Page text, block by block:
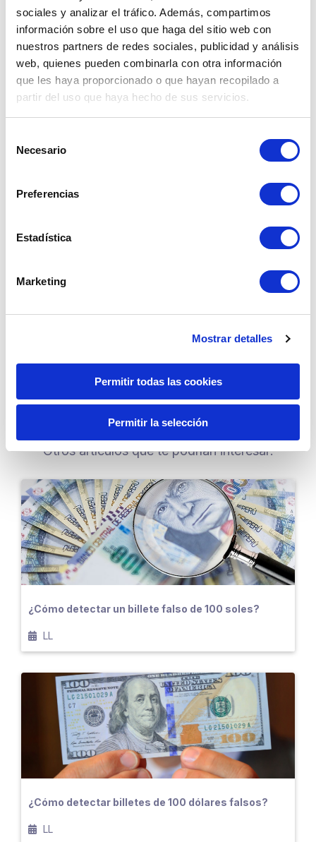
sociales y analizar el tráfico. Además, compartimos
información sobre el uso que haga del sitio web con
nuestros partners de redes sociales, publicidad y análisis
web, quienes pueden combinarla con otra información
que les haya proporcionado o que hayan recopilado a
partir del uso que haya hecho de sus servicios.
Necesario
Preferencias
Estadística
Marketing
Mostrar detalles
Permitir todas las cookies
Permitir la selección
S/
Recibo dólares
Tipo de cambio preferencial para montos
soles. Hacer clicaquí
Regresar a artículos
Otros artículos que te podrían interesar:
¿Cómo detectar un billete falso de 100 soles?
LL
¿Cómo detectar billetes de 100 dólares falsos?
LL